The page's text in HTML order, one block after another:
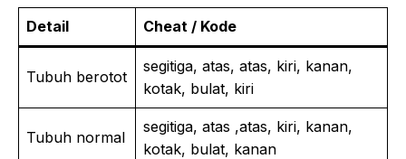
Detail Cheat / Kode
Tubuh berotot
segitiga, atas, atas, kiri, kanan,
kotak, bulat, kiri
Tubuh normal
segitiga, atas ,atas, kiri, kanan,
kotak, bulat, kanan